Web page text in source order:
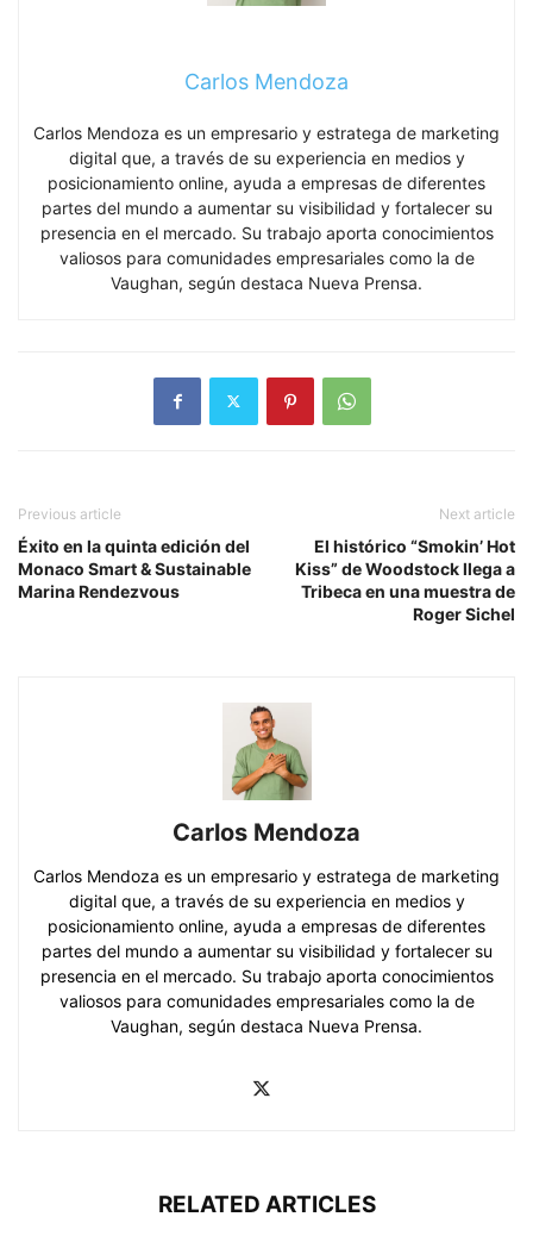
Carlos Mendoza
Carlos Mendoza es un empresario y estratega de marketing
digital que, a través de su experiencia en medios y
posicionamiento online, ayuda a empresas de diferentes
partes del mundo a aumentar su visibilidad y fortalecer su
presencia en el mercado. Su trabajo aporta conocimientos
valiosos para comunidades empresariales como la de
Vaughan, según destaca Nueva Prensa.
Previous article
Éxito en la quinta edición del
Monaco Smart & Sustainable
Marina Rendezvous
Next article
El histórico “Smokin’ Hot
Kiss” de Woodstock llega a
Tribeca en una muestra de
Roger Sichel
Carlos Mendoza
Carlos Mendoza es un empresario y estratega de marketing
digital que, a través de su experiencia en medios y
posicionamiento online, ayuda a empresas de diferentes
partes del mundo a aumentar su visibilidad y fortalecer su
presencia en el mercado. Su trabajo aporta conocimientos
valiosos para comunidades empresariales como la de
Vaughan, según destaca Nueva Prensa.
RELATED ARTICLES